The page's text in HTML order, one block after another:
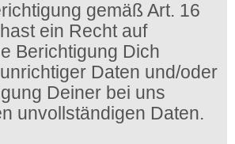
gemäß Art. 16
ein Recht auf
Berichtigung Dich
Daten und/oder
Deiner bei uns
unvollständigen Daten.